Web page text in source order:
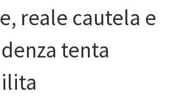
reale cautela e
tenta